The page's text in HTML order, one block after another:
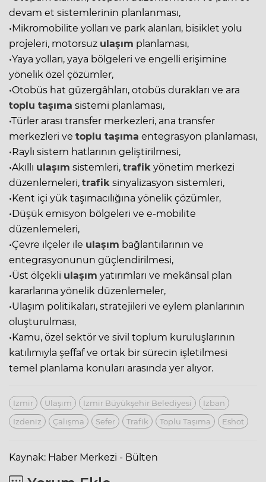
devam et sistemlerinin planlanması,
•Mikromobilite yolları ve park alanları, bisiklet yolu
projeleri, motorsuz ulaşım planlaması,
•Yaya yolları, yaya bölgeleri ve engelli erişimine
yönelik özel çözümler,
•Otobüs hat güzergâhları, otobüs durakları ve ara
toplu taşıma sistemi planlaması,
•Türler arası transfer merkezleri, ana transfer
merkezleri ve toplu taşıma entegrasyon planlaması,
•Raylı sistem hatlarının geliştirilmesi,
•Akıllı ulaşım sistemleri, trafik yönetim merkezi
düzenlemeleri, trafik sinyalizasyon sistemleri,
•Kent içi yük taşımacılığına yönelik çözümler,
•Düşük emisyon bölgeleri ve e-mobilite
düzenlemeleri,
•Çevre ilçeler ile ulaşım bağlantılarının ve
entegrasyonunun güçlendirilmesi,
•Üst ölçekli ulaşım yatırımları ve mekânsal plan
kararlarına yönelik düzenlemeler,
•Ulaşım politikaları, stratejileri ve eylem planlarının
oluşturulması,
•Kamu, özel sektör ve sivil toplum kuruluşlarının
katılımıyla şeffaf ve ortak bir sürecin işletilmesi
temel planlama konuları arasında yer alıyor.
Izmir Ulaşım Izmir Büyükşehir Belediyesi
Izban
Izdeniz
Çalışma Sefer Trafik Toplu Taşıma Eshot
Kaynak: Haber Merkezi - Bülten